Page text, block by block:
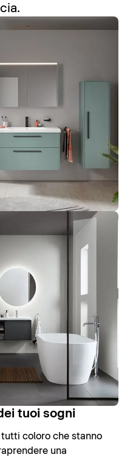
tuoi sogni
coloro che stanno
una